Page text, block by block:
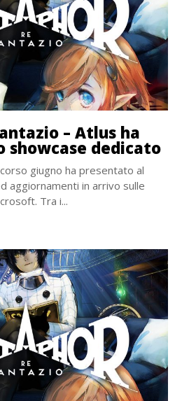
– Atlus ha
showcase dedicato
giugno ha presentato al
aggiornamenti in arrivo sulle
Tra i...